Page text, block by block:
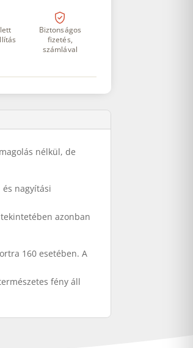
Biztonságos
fizetés,
számlával
nélkül, de
nagyítási
azonban
160 esetében. A
fény áll